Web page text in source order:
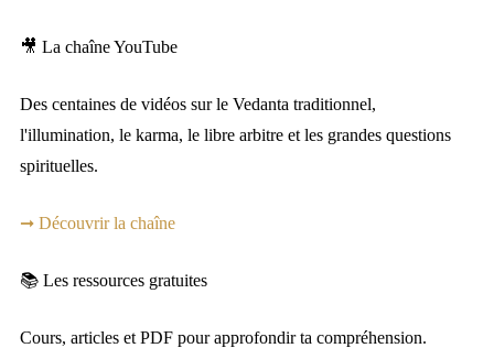
🎥 La chaîne YouTube
Des centaines de vidéos sur le Vedanta traditionnel,
l'illumination, le karma, le libre arbitre et les grandes questions
spirituelles.
➞ Découvrir la chaîne
📚 Les ressources gratuites
Cours, articles et PDF pour approfondir ta compréhension.